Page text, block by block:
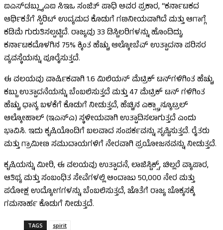
ಐಎಸ್‌ಡಬ್ಲ್ಯುಎಐ ಸಿಇಒ ಸಂಜಿತ್ ಪಾಧಿ ಅವರ ಪ್ರಕಾರ, “ಕರ್ನಾಟಕದ
ಆರ್ಥಿಕತೆಗೆ ಸ್ಪಿರಿಟ್ ಉದ್ಯಮದ ಕೊಡುಗೆ ಗಣನೀಯವಾಗಿದೆ ಮತ್ತು ಆಗಾಗ್ಗೆ
ಕಡಿಮೆ ಗುರುತಿಸಲ್ಪಟ್ಟಿದೆ. ರಾಜ್ಯವು 33 ಡಿಸ್ಟಿಲರಿಗಳನ್ನು ಹೊಂದಿದ್ದು,
ಕರ್ನಾಟಕದೊಳಗಿನ 75% ಕ್ಕಿಂತ ಹೆಚ್ಚು ಆಲ್ಕೋಬೆವ್ ಉತ್ಪಾದನಾ ಪರಿಸರ
ವ್ಯವಸ್ಥೆಯನ್ನು ಪೂರೈಸುತ್ತದೆ.
ಈ ವಲಯವು ವಾರ್ಷಿಕವಾಗಿ 1.6 ಮಿಲಿಯನ್ ಮೆಟ್ರಿಕ್ ಟನ್‌ಗಳಿಗಿಂತ ಹೆಚ್ಚು
ಕಬ್ಬು ಉತ್ಪಾದನೆಯನ್ನು ಬೆಂಬಲಿಸುತ್ತದೆ ಮತ್ತು 47 ಮೆಟ್ರಿಕ್ ಟನ್ ಗಳಿಗಿಂತ
ಹೆಚ್ಚು ಧಾನ್ಯ ಬಳಕೆಗೆ ಕೊಡುಗೆ ನೀಡುತ್ತದೆ, ಹೆಚ್ಚಿನ ಎಕ್ಸ್ಟ್ರಾ ನ್ಯೂಟ್ರಲ್
ಆಲ್ಕೋಹಾಲ್ (ಇಎನ್ಎ) ಸ್ಥಳೀಯವಾಗಿ ಉತ್ಪಾದಿಸಲಾಗುತ್ತದೆ ಎಂದು
ಭಾವಿಸಿ. ಇದು ಕೃಷಿಯೊಂದಿಗೆ ಬಲವಾದ ಸಂಪರ್ಕವನ್ನು ಸೃಷ್ಟಿಸುತ್ತದೆ. ರೈತರು
ಮತ್ತು ಗ್ರಾಮೀಣ ಸಮುದಾಯಗಳಿಗೆ ನೇರವಾಗಿ ಪ್ರಯೋಜನವನ್ನು ನೀಡುತ್ತದೆ.
ಕೃಷಿಯನ್ನು ಮೀರಿ, ಈ ವಲಯವು ಉತ್ಪಾದನೆ, ಲಾಜಿಸ್ಟಿಕ್ಸ್, ಚಿಲ್ಲರೆ ವ್ಯಾಪಾರ,
ಆತಿಥ್ಯ ಮತ್ತು ಸಂಬಂಧಿತ ಸೇವೆಗಳಲ್ಲಿ ಅಂದಾಜು 50,000 ನೇರ ಮತ್ತು
ಪರೋಕ್ಷ ಉದ್ಯೋಗಗಳನ್ನು ಬೆಂಬಲಿಸುತ್ತದೆ, ಜೊತೆಗೆ ರಾಜ್ಯ ಬೊಕ್ಕಸಕ್ಕೆ
ಗಮನಾರ್ಹ ಕೊಡುಗೆ ನೀಡುತ್ತದೆ.
TAGS spirit